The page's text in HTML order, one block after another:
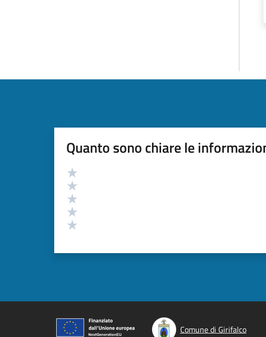
Quanto sono chiare le
Valutazione
Comune di Girifalco